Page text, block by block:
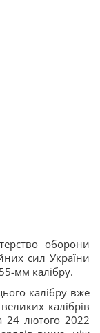
оборони
сил України
мм калібру.
калібру вже
калібрів
24 лютого 2022